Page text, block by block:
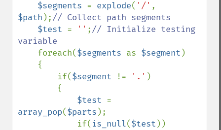
$segments = explode( '/'
$path );// Collect path segments
$test = '' ;// Initialize testing
variable
foreach($segments as $segment )
        if(
$segment != '.' )
$test
array_pop($parts );
            if(
is_null($test ))